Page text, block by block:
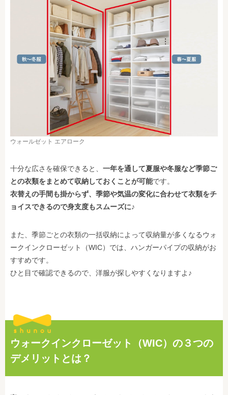
ウォールゼット エアローク
十分な広さを確保できると、 一年を通して夏服や冬服など季節ご
との衣類をまとめて収納しておくことが可能です。
衣替えの手間も掛からず、季節や気温の変化に合わせて衣類をチ
ョイスできるので身支度もスムーズに♪
また、季節ごとの衣類の一括収納によって収納量が多くなるウォ
ークインクローゼット（WIC）では、ハンガーパイプの収納がお
すすめです。
ひと目で確認できるので、洋服が探しやすくなりますよ♪
ウォークインクローゼット（WIC）の３つの
デメリットとは？